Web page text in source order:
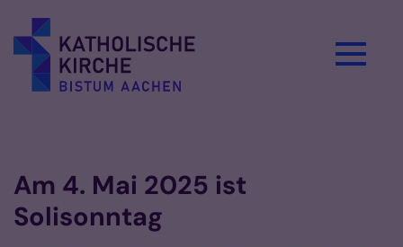
Am 4. Mai 2025 ist
Solisonntag